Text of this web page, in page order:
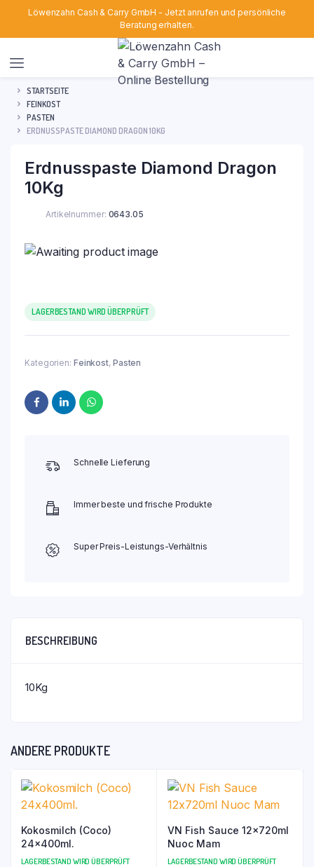
Löwenzahn Cash & Carry GmbH - Jetzt anrufen und persönliche
Beratung erhalten.
STARTSEITE
FEINKOST
PASTEN
ERDNUSSPASTE DIAMOND DRAGON 10KG
Erdnusspaste Diamond Dragon
10Kg
Artikelnummer: 0643.05
LAGERBESTAND WIRD ÜBERPRÜFT
Kategorien: Feinkost, Pasten
Schnelle Lieferung
Immer beste und frische Produkte
Super Preis-Leistungs-Verhältnis
BESCHREIBUNG
10Kg
ANDERE PRODUKTE
Kokosmilch (Coco)
24x400ml.
LAGERBESTAND WIRD ÜBERPRÜFT
VN Fish Sauce 12x720ml
Nuoc Mam
LAGERBESTAND WIRD ÜBERPRÜFT